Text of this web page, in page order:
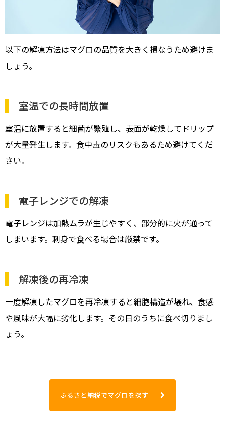
以下の解凍方法はマグロの品質を大きく損なうため避けま
しょう。
室温での長時間放置
室温に放置すると細菌が繁殖し、表面が乾燥してドリップ
が大量発生します。食中毒のリスクもあるため避けてくだ
さい。
電子レンジでの解凍
電子レンジは加熱ムラが生じやすく、部分的に火が通って
しまいます。刺身で食べる場合は厳禁です。
解凍後の再冷凍
一度解凍したマグロを再冷凍すると細胞構造が壊れ、食感
や風味が大幅に劣化します。その日のうちに食べ切りまし
ょう。
ふるさと納税でマグロを探す